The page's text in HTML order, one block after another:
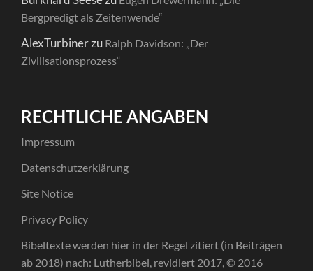
Bergpredigt als Zeitenwende“
AlexTurbinerzu Ralph Davidson: „Der
Zivilisationsprozess“
RECHTLICHE ANGABEN
Impressum
Datenschutzerklärung
Site Notice
Privacy Policy
Bibeltexte werden hier in der Regel zitiert (in Beiträgen
ab 2018) nach: Lutherbibel, revidiert 2017, © 2016